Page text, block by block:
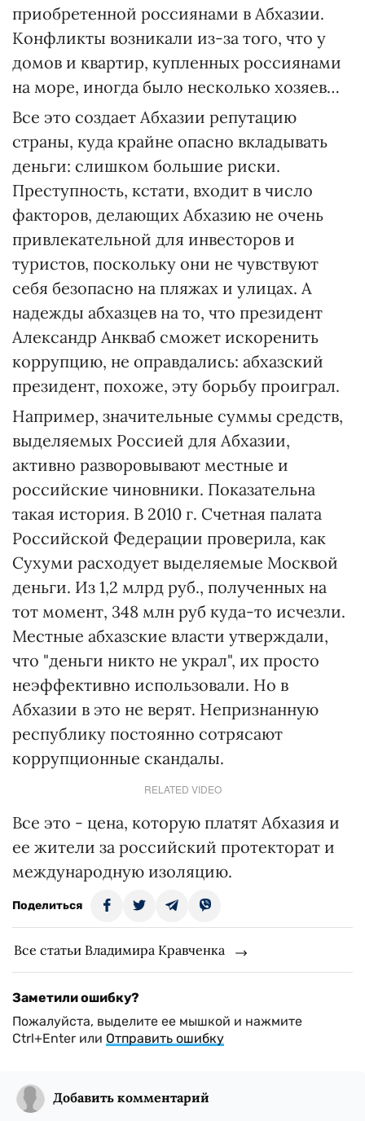
приобретенной россиянами в Абхазии.
Конфликты возникали из-за того, что у
домов и квартир, купленных россиянами
на море, иногда было несколько хозяев…
Все это создает Абхазии репутацию
страны, куда крайне опасно вкладывать
деньги: слишком большие риски.
Преступность, кстати, входит в число
факторов, делающих Абхазию не очень
привлекательной для инвесторов и
туристов, поскольку они не чувствуют
себя безопасно на пляжах и улицах. А
надежды абхазцев на то, что президент
Александр Анкваб сможет искоренить
коррупцию, не оправдались: абхазский
президент, похоже, эту борьбу проиграл.
Например, значительные суммы средств,
выделяемых Россией для Абхазии,
активно разворовывают местные и
российские чиновники. Показательна
такая история. В 2010 г. Счетная палата
Российской Федерации проверила, как
Сухуми расходует выделяемые Москвой
деньги. Из 1,2 млрд руб., полученных на
тот момент, 348 млн руб куда-то исчезли.
Местные абхазские власти утверждали,
что "деньги никто не украл", их просто
неэффективно использовали. Но в
Абхазии в это не верят. Непризнанную
республику постоянно сотрясают
коррупционные скандалы.
RELATED VIDEO
Все это - цена, которую платят Абхазия и
ее жители за российский протекторат и
международную изоляцию.
Поделиться
Все статьи Владимира Кравченка
Заметили ошибку?
Пожалуйста, выделите ее мышкой и нажмите
Ctrl+Enter или Отправить ошибку
Добавить комментарий